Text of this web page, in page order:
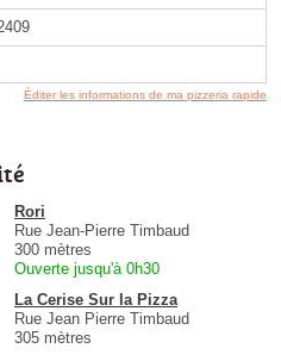
Éditer les informations de ma pizzeria rapide
Rori
Rue Jean-Pierre Timbaud
300 mètres
Ouverte jusqu'à 0h30
La Cerise Sur la Pizza
Rue Jean Pierre Timbaud
305 mètres